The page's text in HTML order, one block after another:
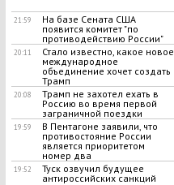
21:59
На базе Сената США
появится комитет "по
противодействию России"
20:11
Стало известно, какое новое
международное
объединение хочет создать
Трамп
20:08
Трамп не захотел ехать в
Россию во время первой
заграничной поездки
19:59
В Пентагоне заявили, что
противостояние России
является приоритетом
номер два
19:52
Туск озвучил будущее
антироссийских санкций